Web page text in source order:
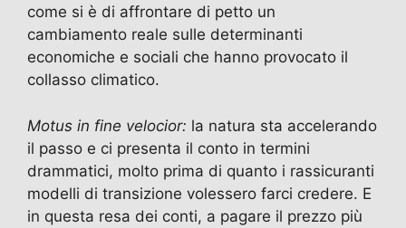
come si è di affrontare di petto un
cambiamento reale sulle determinanti
economiche e sociali che hanno provocato il
collasso climatico.
Motus in fine velocior: la natura sta accelerando
il passo e ci presenta il conto in termini
drammatici, molto prima di quanto i rassicuranti
modelli di transizione volessero farci credere. E
in questa resa dei conti, a pagare il prezzo più